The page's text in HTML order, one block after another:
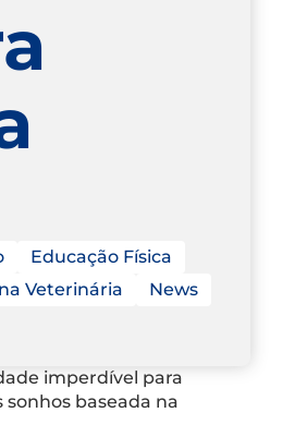
Educação Física
Veterinária
News
imperdível para
baseada na